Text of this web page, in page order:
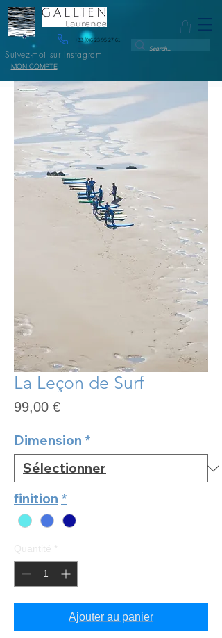
+33 (0)6 23 95 27 61
Suivez-moi sur Instagram
MON COMPTE
La Leçon de Surf
99,00 €Prix
Dimension *
finition *
Ajouter au panier